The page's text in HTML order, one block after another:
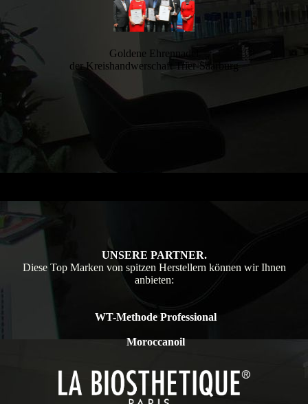
Goldene Ehrennadel
der Kreishandwerschaft Trier-Saarburg
UNSERE PARTNER.
Diese Top Marken von spitzen Herstellern können wir Ihnen
anbieten:
WT-Methode Professional
Moroccanoil